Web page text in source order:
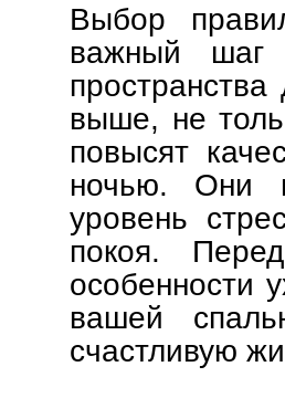
Выбор
важный шаг
выше, не
повысят
ночью. Они
уровень
покоя.
особенности
вашей
счастливую